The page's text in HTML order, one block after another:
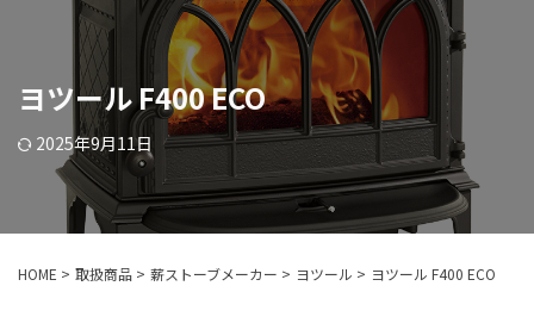
ヨツール F400 ECO
2025年9月11日
HOME > 取扱商品 > 薪ストーブメーカー > ヨツール > ヨツール F400 ECO